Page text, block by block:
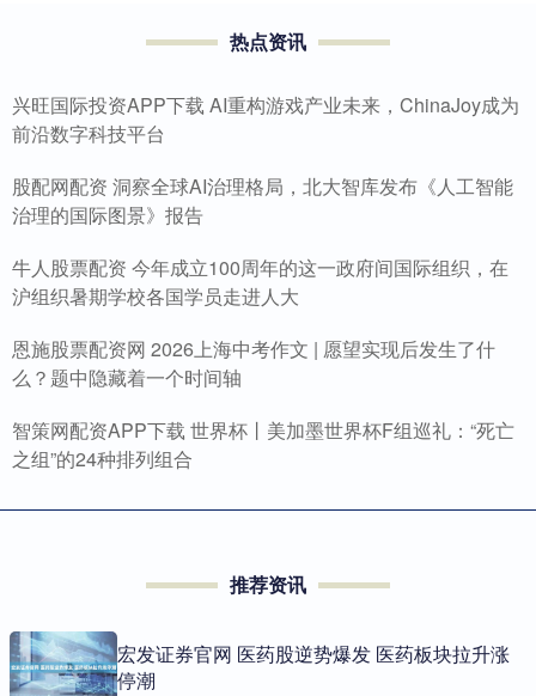
热点资讯
兴旺国际投资APP下载 AI重构游戏产业未来，ChinaJoy成为
前沿数字科技平台
股配网配资 洞察全球AI治理格局，北大智库发布《人工智能
治理的国际图景》报告
牛人股票配资 今年成立100周年的这一政府间国际组织，在
沪组织暑期学校各国学员走进人大
恩施股票配资网 2026上海中考作文 | 愿望实现后发生了什
么？题中隐藏着一个时间轴
智策网配资APP下载 世界杯丨美加墨世界杯F组巡礼：“死亡
之组”的24种排列组合
推荐资讯
宏发证券官网 医药股逆势爆发 医药板块拉升涨
停潮